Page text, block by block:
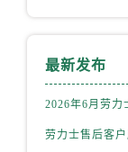
最新发布